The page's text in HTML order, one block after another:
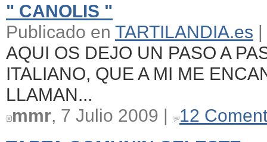
" CANOLIS "
Publicado en TARTILANDIA.es
AQUI OS DEJO UN PASO A
ITALIANO, QUE A MI ME
LLAMAN...
mmr, 7 Julio 2009 |
12